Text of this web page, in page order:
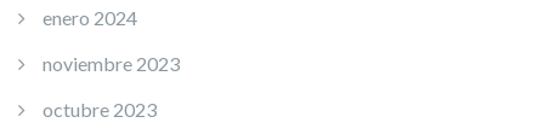
enero 2024
noviembre 2023
octubre 2023